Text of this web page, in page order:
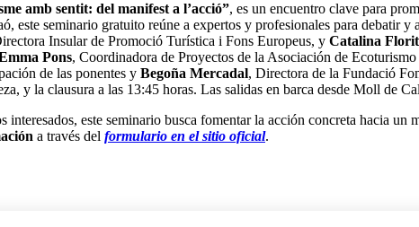
amb sentit: del manifest a l’acció”, es un encuentro clave para
este seminario gratuito reúne a expertos y profesionales para debatir
Insular de Promoció Turística i Fons Europeus, y Catalina Florit
Pons, Coordinadora de Proyectos de la Asociación de
de las ponentes y Begoña Mercadal, Directora de la Fundació
y la clausura a las 13:45 horas. Las salidas en barca desde Moll de
este seminario busca fomentar la acción concreta hacia
a través del formulario en el sitio oficial.